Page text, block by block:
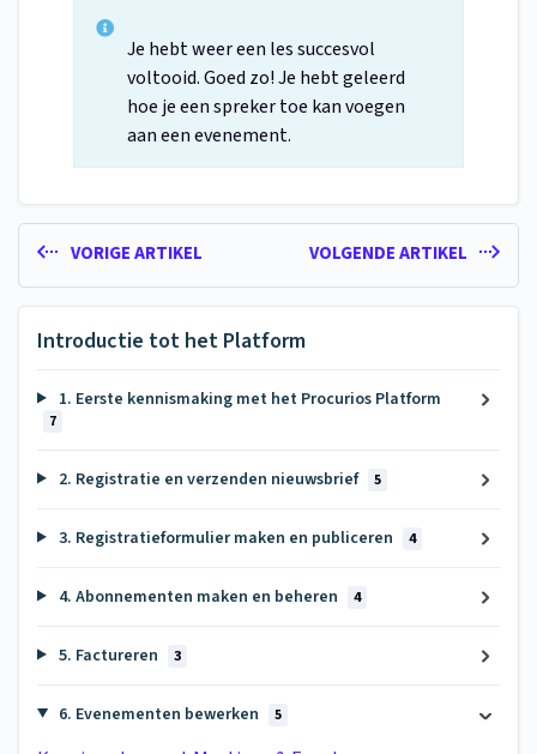
Je hebt weer een les succesvol
voltooid. Goed zo! Je hebt geleerd
hoe je een spreker toe kan voegen
aan een evenement.
VORIGE ARTIKEL VOLGENDE ARTIKEL
Introductie tot het Platform
1. Eerste kennismaking met het Procurios Platform
7
2. Registratie en verzenden nieuwsbrief 5
3. Registratieformulier maken en publiceren 4
4. Abonnementen maken en beheren 4
5. Factureren 3
6. Evenementen bewerken 5